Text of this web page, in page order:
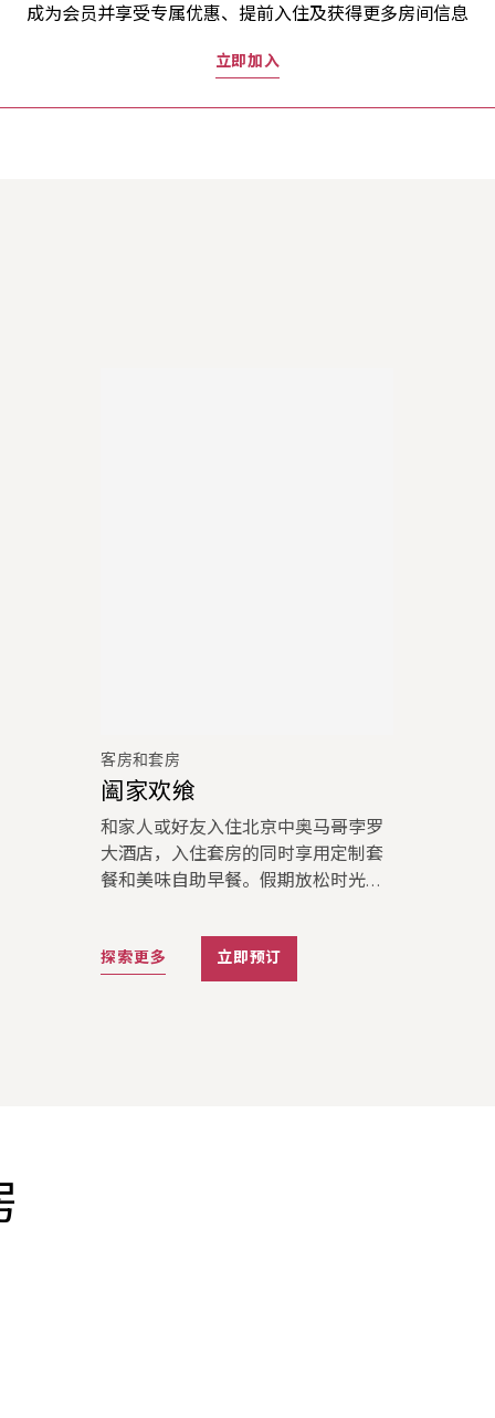
成为会员并享受专属优惠、提前入住及获得更多房间信息
立即加入
客房和套房
阖家欢飨
和家人或好友入住北京中奥马哥孛罗
大酒店，入住套房的同时享用定制套
餐和美味自助早餐。假期放松时光，
探索更多 立即预订